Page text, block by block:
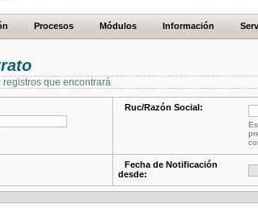
Procesos Módulos Información
que encontrará
Ruc/Razón Social:
Fecha de Notificación
desde: